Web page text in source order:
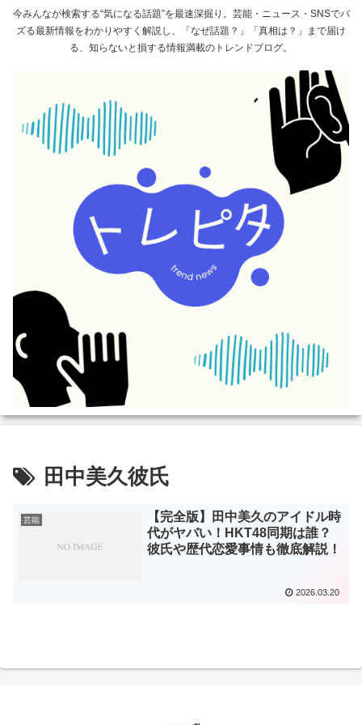
今みんなが検索する“気になる話題”を最速深掘り。芸能・ニュース・SNSでバ
ズる最新情報をわかりやすく解説し、「なぜ話題？」「真相は？」まで届け
る、知らないと損する情報満載のトレンドブログ。
田中美久彼氏
芸能
【完全版】田中美久のアイドル時
代がヤバい！HKT48同期は誰？
彼氏や歴代恋愛事情も徹底解説！
2026.03.20